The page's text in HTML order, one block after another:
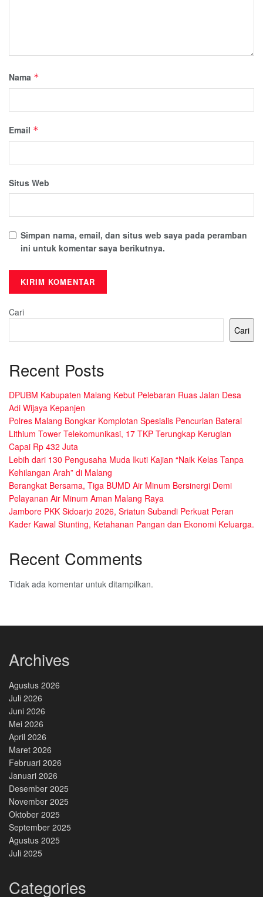
Nama *
Email *
Situs Web
Simpan nama, email, dan situs web saya pada peramban
ini untuk komentar saya berikutnya.
Cari
Cari
Recent Posts
DPUBM Kabupaten Malang Kebut Pelebaran Ruas Jalan Desa
Adi Wijaya Kepanjen
Polres Malang Bongkar Komplotan Spesialis Pencurian Baterai
Lithium Tower Telekomunikasi, 17 TKP Terungkap Kerugian
Capai Rp 432 Juta
Lebih dari 130 Pengusaha Muda Ikuti Kajian “Naik Kelas Tanpa
Kehilangan Arah” di Malang
Berangkat Bersama, Tiga BUMD Air Minum Bersinergi Demi
Pelayanan Air Minum Aman Malang Raya
Jambore PKK Sidoarjo 2026, Sriatun Subandi Perkuat Peran
Kader Kawal Stunting, Ketahanan Pangan dan Ekonomi Keluarga.
Recent Comments
Tidak ada komentar untuk ditampilkan.
Archives
Agustus 2026
Juli 2026
Juni 2026
Mei 2026
April 2026
Maret 2026
Februari 2026
Januari 2026
Desember 2025
November 2025
Oktober 2025
September 2025
Agustus 2025
Juli 2025
Categories